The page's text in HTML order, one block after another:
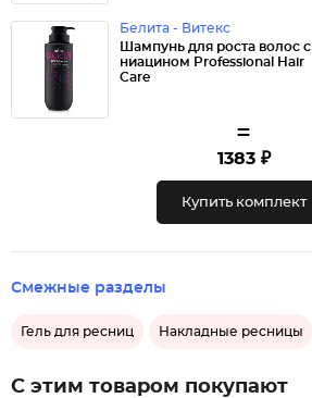
Белита - Витекс
Шампунь для роста волос с
ниацином Professional Hair
Care
=
1383 ₽
Купить комплект
Смежные разделы
Гель для ресниц Накладные ресницы
С этим товаром покупают